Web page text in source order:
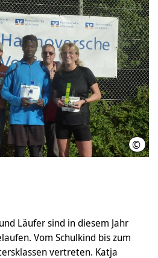
© LHH
Läufer sind in diesem Jahr
Vom Schulkind bis zum
vertreten. Katja